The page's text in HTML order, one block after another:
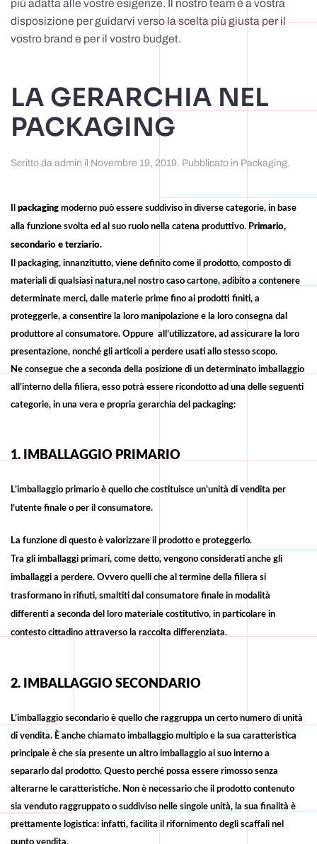
più adatta alle vostre esigenze. Il nostro team è a vostra
disposizione per guidarvi verso la scelta più giusta per il
vostro brand e per il vostro budget.
LA GERARCHIA NEL
PACKAGING
Scritto da admin il Novembre 19, 2019. Pubblicato in Packaging.
packaging moderno può essere suddiviso in diverse categorie, in base
alla funzione svolta ed al suo ruolo nella catena produttivo. Primario,
secondario e terziario.
Il packaging, innanzitutto, viene definito come il prodotto, composto di
materiali di qualsiasi natura,nel nostro caso cartone, adibito a contenere
determinate merci, dalle materie prime fino ai prodotti finiti, a
proteggerle, a consentire la loro manipolazione e la loro consegna dal
produttore al consumatore. Oppure all’utilizzatore, ad assicurare la loro
presentazione, nonché gli articoli a perdere usati allo stesso scopo.
Ne consegue che a seconda della posizione di un determinato imballaggio
all’interno della filiera, esso potrà essere ricondotto ad una delle seguenti
categorie, in una vera e propria gerarchia del packaging:
1. IMBALLAGGIO PRIMARIO
L’imballaggio primario è quello che costituisce un’unità di vendita per
l’utente finale o per il consumatore.
La funzione di questo è valorizzare il prodotto e proteggerlo.
Tra gli imballaggi primari, come detto, vengono considerati anche gli
imballaggi a perdere. Ovvero quelli che al termine della filiera si
trasformano in rifiuti, smaltiti dal consumatore finale in modalità
differenti a seconda del loro materiale costitutivo, in particolare in
contesto cittadino attraverso la raccolta differenziata.
2. IMBALLAGGIO SECONDARIO
L’imballaggio secondario è quello che raggruppa un certo numero di unità
di vendita. È anche chiamato imballaggio multiplo e la sua caratteristica
principale è che sia presente un altro imballaggio al suo interno a
separarlo dal prodotto. Questo perché possa essere rimosso senza
alterarne le caratteristiche. Non è necessario che il prodotto contenuto
sia venduto raggruppato o suddiviso nelle singole unità, la sua finalità è
prettamente logistica: infatti, facilita il rifornimento degli scaffali nel
punto vendita.